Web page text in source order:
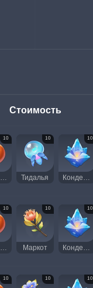
Стоимость
10
Пузырин
10
Тидалья
10
Конденсирующиеся кристаллы
10
Пузырин
10
Маркот
10
Конденсирующиеся кристаллы
10 10 10